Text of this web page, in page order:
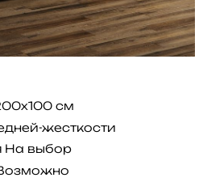
см
жесткости
На выбор